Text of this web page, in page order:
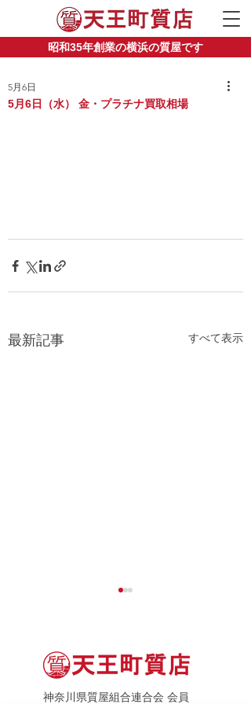
昭和35年創業の横浜の質屋です
5月6日（水） 金・プラチナ買取相場
5月6日
最新記事 すべて表示
神奈川県質屋組合連合会 会員